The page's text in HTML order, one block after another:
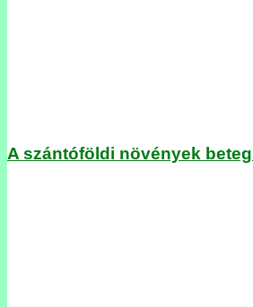
A szántóföldi növények